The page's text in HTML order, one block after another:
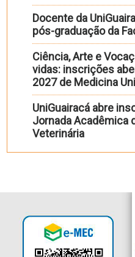
Docente da
pós-graduação da
Ciência, Arte e
vidas: inscrições
2027 de Medicina
UniGuairacá abre
Jornada Acadêmica
Veterinária